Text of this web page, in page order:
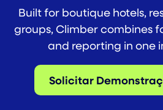
Built for boutique hotels,
groups, Climber combines
and reporting in one
Solicitar